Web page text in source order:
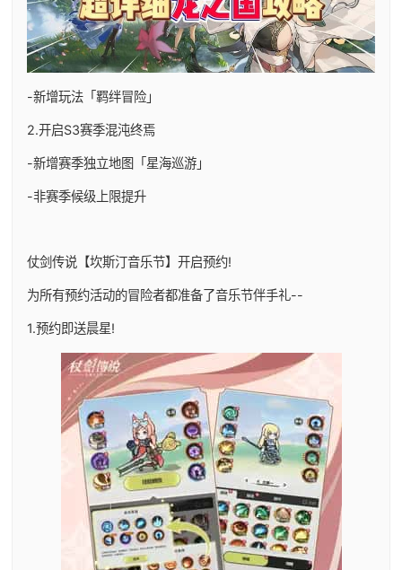
-新增玩法「羁绊冒险」
2.开启S3赛季混沌终焉
-新增赛季独立地图「星海巡游」
-非赛季候级上限提升
仗剑传说【坎斯汀音乐节】开启预约!
为所有预约活动的冒险者都准备了音乐节伴手礼--
1.预约即送晨星!